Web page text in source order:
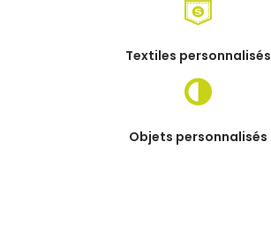
Textiles personnalisés
Objets personnalisés